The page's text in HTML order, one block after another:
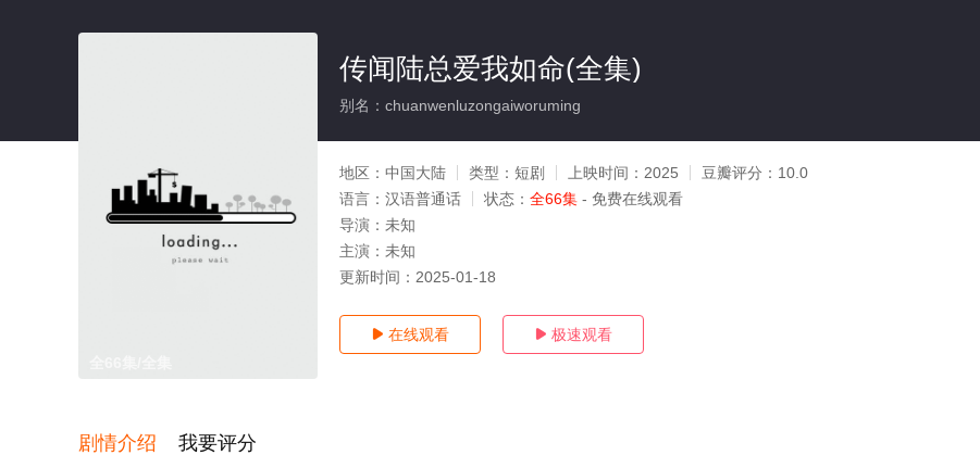
传闻陆总爱我如命(全集)
别名：chuanwenluzongaiworuming
地区： 中国大陆 类型： 短剧 上映时间： 2025 豆瓣评分： 10.0
语言： 汉语普通话 状态： 全66集 - 免费在线观看
导演： 未知
主演： 未知
更新时间： 2025-01-18
 在线观看  极速观看
剧情介绍 我要评分